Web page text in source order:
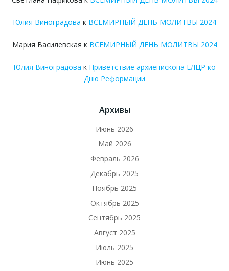
Юлия Виноградова к ВСЕМИРНЫЙ ДЕНЬ МОЛИТВЫ 2024
Мария Василевская к ВСЕМИРНЫЙ ДЕНЬ МОЛИТВЫ 2024
Юлия Виноградова к Приветствие архиепископа ЕЛЦР ко
Дню Реформации
Архивы
Июнь 2026
Май 2026
Февраль 2026
Декабрь 2025
Ноябрь 2025
Октябрь 2025
Сентябрь 2025
Август 2025
Июль 2025
Июнь 2025